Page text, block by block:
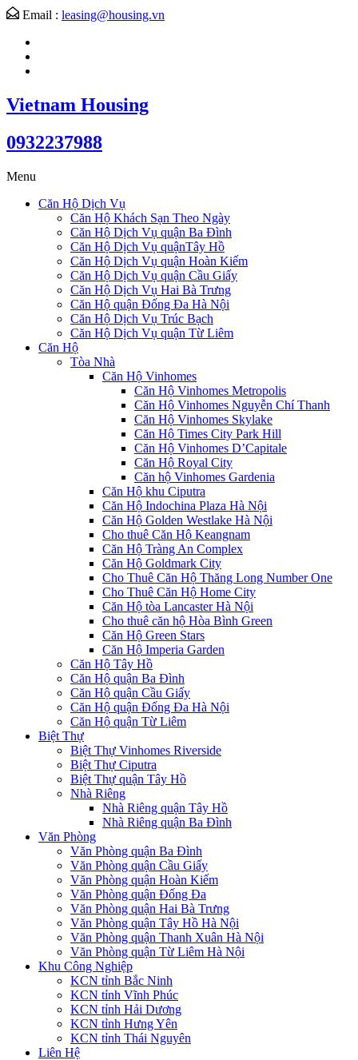
Email : leasing@housing.vn
Vietnam Housing
0932237988
Menu
Căn Hộ Dịch Vụ
Căn Hộ Khách Sạn Theo Ngày
Căn Hộ Dịch Vụ quận Ba Đình
Căn Hộ Dịch Vụ quậnTây Hồ
Căn Hộ Dịch Vụ quận Hoàn Kiếm
Căn Hộ Dịch Vụ quận Cầu Giấy
Căn Hộ Dịch Vụ Hai Bà Trưng
Căn Hộ quận Đống Đa Hà Nội
Căn Hộ Dịch Vụ Trúc Bạch
Căn Hộ Dịch Vụ quận Từ Liêm
Căn Hộ
Tòa Nhà
Căn Hộ Vinhomes
Căn Hộ Vinhomes Metropolis
Căn Hộ Vinhomes Nguyễn Chí Thanh
Căn Hộ Vinhomes Skylake
Căn Hộ Times City Park Hill
Căn Hộ Vinhomes D’Capitale
Căn Hộ Royal City
Căn hộ Vinhomes Gardenia
Căn Hộ khu Ciputra
Căn Hộ Indochina Plaza Hà Nội
Căn Hộ Golden Westlake Hà Nội
Cho thuê Căn Hộ Keangnam
Căn Hộ Tràng An Complex
Căn Hộ Goldmark City
Cho Thuê Căn Hộ Thăng Long Number One
Cho Thuê Căn Hộ Home City
Căn Hộ tòa Lancaster Hà Nội
Cho thuê căn hộ Hòa Bình Green
Căn Hộ Green Stars
Căn Hộ Imperia Garden
Căn Hộ Tây Hồ
Căn Hộ quận Ba Đình
Căn Hộ quận Cầu Giấy
Căn Hộ quận Đống Đa Hà Nội
Căn Hộ quận Từ Liêm
Biệt Thự
Biệt Thự Vinhomes Riverside
Biệt Thự Ciputra
Biệt Thự quận Tây Hồ
Nhà Riêng
Nhà Riêng quận Tây Hồ
Nhà Riêng quận Ba Đình
Văn Phòng
Văn Phòng quận Ba Đình
Văn Phòng quận Cầu Giấy
Văn Phòng quận Hoàn Kiếm
Văn Phòng quận Đống Đa
Văn Phòng quận Hai Bà Trưng
Văn Phòng quận Tây Hồ Hà Nội
Văn Phòng quận Thanh Xuân Hà Nội
Văn Phòng quận Từ Liêm Hà Nội
Khu Công Nghiệp
KCN tỉnh Bắc Ninh
KCN tỉnh Vĩnh Phúc
KCN tỉnh Hải Dương
KCN tỉnh Hưng Yên
KCN tỉnh Thái Nguyên
Liên Hệ